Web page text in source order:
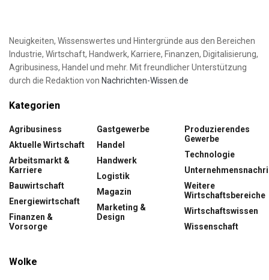
Neuigkeiten, Wissenswertes und Hintergründe aus den Bereichen
Industrie, Wirtschaft, Handwerk, Karriere, Finanzen, Digitalisierung,
Agribusiness, Handel und mehr. Mit freundlicher Unterstützung
durch die Redaktion von Nachrichten-Wissen.de
Kategorien
Agribusiness
Aktuelle Wirtschaft
Arbeitsmarkt &
Karriere
Bauwirtschaft
Energiewirtschaft
Finanzen &
Vorsorge
Gastgewerbe
Handel
Handwerk
Logistik
Magazin
Marketing &
Design
Produzierendes
Gewerbe
Technologie
Weitere
Wirtschaftsbereiche
Wirtschaftswissen
Wissenschaft
Wolke